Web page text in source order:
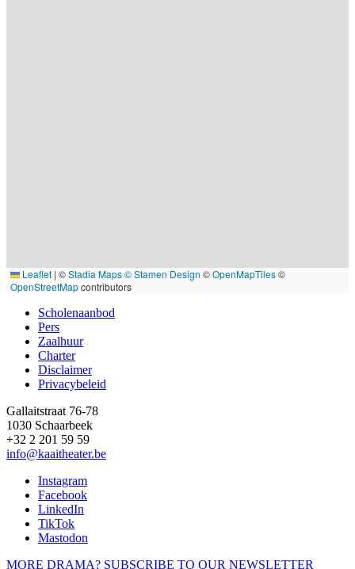
Leaflet | ©Stadia Maps© Stamen Design ©OpenMapTiles©
OpenStreetMapcontributors
Footer
Scholenaanbod
Pers
Zaalhuur
Charter
Disclaimer
Privacybeleid
Gallaitstraat 76-78
1030 Schaarbeek
+32 2 201 59 59
info@kaaitheater.be
Instagram
Facebook
LinkedIn
TikTok
Mastodon
MORE DRAMA? SUBSCRIBE TO OUR NEWSLETTER